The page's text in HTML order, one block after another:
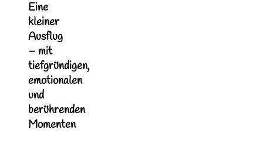
Eine
kleiner
Ausflug
– mit
tiefgründigen,
emotionalen
und
berührenden
Momenten